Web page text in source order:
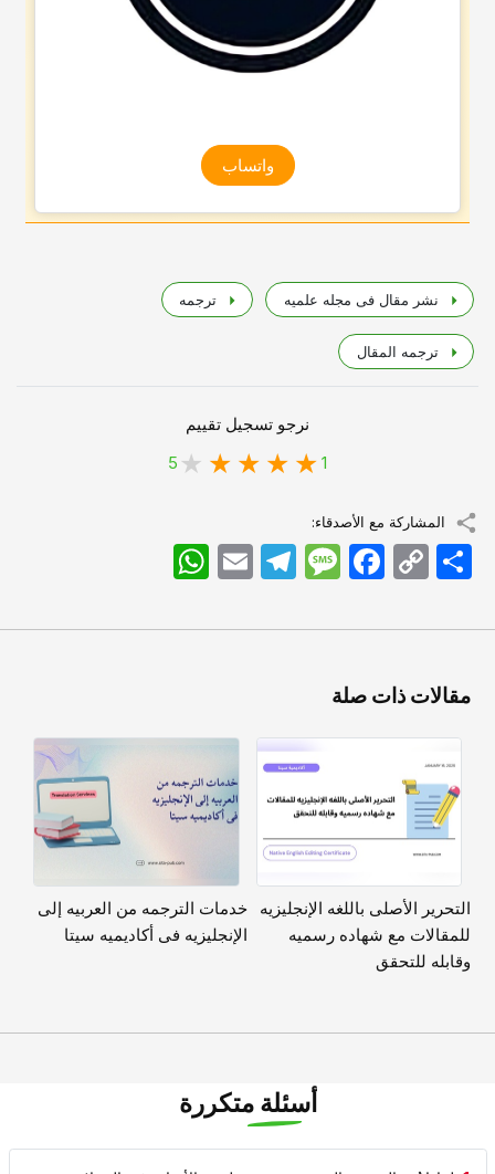
واتساب
نشر مقال فی مجله علمیه ترجمه
ترجمه المقال
نرجو تسجيل تقييم
1
5
المشاركة مع الأصدقاء:
WhatsApp Email
TelegramMessageFacebook Copy
Link
اشتراک
مقالات ذات صلة
التحریر الأصلی باللغه الإنجلیزیه
للمقالات مع شهاده رسمیه
وقابله للتحقق
خدمات الترجمه من العربیه إلى
الإنجلیزیه فی أکادیمیه سیتا
أسئلة متكررة